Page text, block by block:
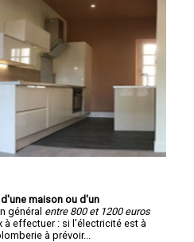
maison ou d'un
général entre 800 et 1200 euros
à effectuer : si l'électricité est à
à prévoir...